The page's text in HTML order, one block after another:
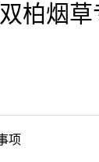
柏烟
项